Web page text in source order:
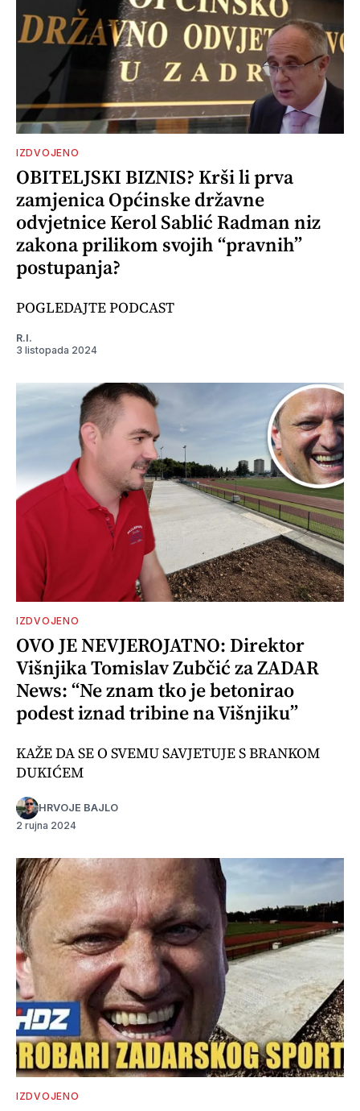
IZDVOJENO
OBITELJSKI BIZNIS? Krši li prva
zamjenica Općinske državne
odvjetnice Kerol Sablić Radman niz
zakona prilikom svojih “pravnih”
postupanja?
POGLEDAJTE PODCAST
R.I.
3 listopada 2024
IZDVOJENO
OVO JE NEVJEROJATNO: Direktor
Višnjika Tomislav Zubčić za ZADAR
News: “Ne znam tko je betonirao
podest iznad tribine na Višnjiku”
KAŽE DA SE O SVEMU SAVJETUJE S BRANKOM
DUKIĆEM
HRVOJE BAJLO
2 rujna 2024
IZDVOJENO